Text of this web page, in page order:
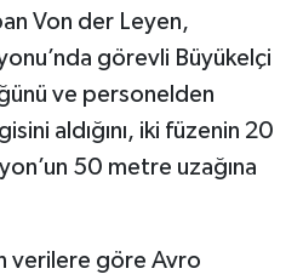
Von der Leyen,
görevli Büyükelçi
ve personelden
aldığını, iki füzenin 20
50 metre uzağına
verilere göre Avro